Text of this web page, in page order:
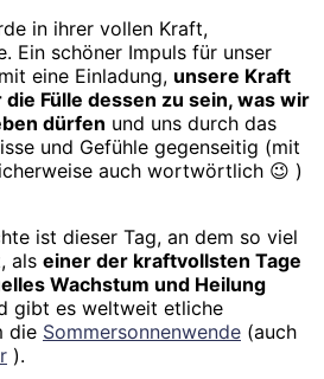
in ihrer vollen Kraft,
Ein schöner Impuls für unser
eine Einladung, unsere Kraft
Fülle dessen zu sein, was wir
dürfen und uns durch das
und Gefühle gegenseitig (mit
auch wortwörtlich 😉 )
ist dieser Tag, an dem so viel
als einer der kraftvollsten Tage
Wachstum und Heilung
gibt es weltweit etliche
die Sommersonnenwende (auch
).